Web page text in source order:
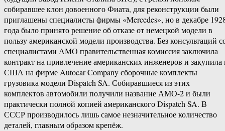
собиравшее клон довоенного Фиата, для реконструкции были
приглашены специалисты фирмы «Mercedes», но в декабре
года было принято решение об отказе от немецкой модели в
пользу американской модели производства. Без консультаций
специалистами АМО правительственная комиссия заключила
контракт на привлечение американских инженеров и закупила
США на фирме Autocar Company сборочные комплекты
грузовика модели Dispatch SA. Собиравшиеся из этих
комплектов автомобили получили название АМО-2 и были
практически полной копией американского Dispatch SA. В
СССР производилось лишь самое незначительное количество
деталей, главным образом крепёж.